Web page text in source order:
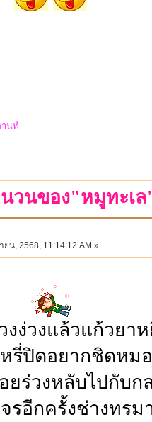
นท์
วนของ"หมูทะเ
ยน, 2568, 11:14:12 AM »
งง่วงแล้วแก้วยา
หรี่ปิดอยากชิดหม
ยร่วงหลับไปกับก
รอีกครั้งช่างทรม